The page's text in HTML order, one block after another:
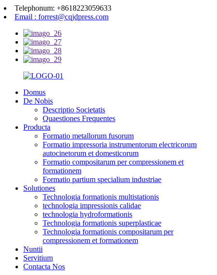
Telephonum: +8618223059633
Email : forrest@cqjdpress.com
Domus
De Nobis
Descriptio Societatis
Quaestiones Frequentes
Producta
Formatio metallorum fusorum
Formatio impressoria instrumentorum electricorum
autocinetorum et domesticorum
Formatio compositarum per compressionem et
formationem
Formatio partium specialium industriae
Solutiones
Technologia formationis multistationis
technologia impressionis calidae
technologia hydroformationis
Technologia formationis superplasticae
Technologia formationis compositarum per
compressionem et formationem
Nuntii
Servitium
Contacta Nos